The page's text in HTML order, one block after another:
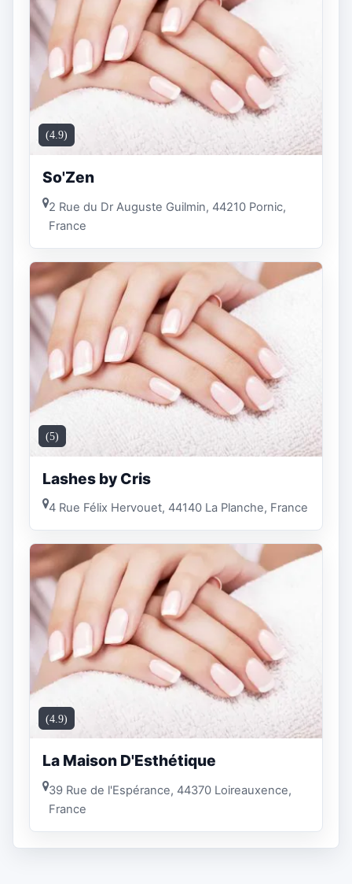
(4.9)
So'Zen
2 Rue du Dr Auguste Guilmin, 44210 Pornic,
France
(5)
Lashes by Cris
4 Rue Félix Hervouet, 44140 La Planche, France
(4.9)
La Maison D'Esthétique
39 Rue de l'Espérance, 44370 Loireauxence,
France